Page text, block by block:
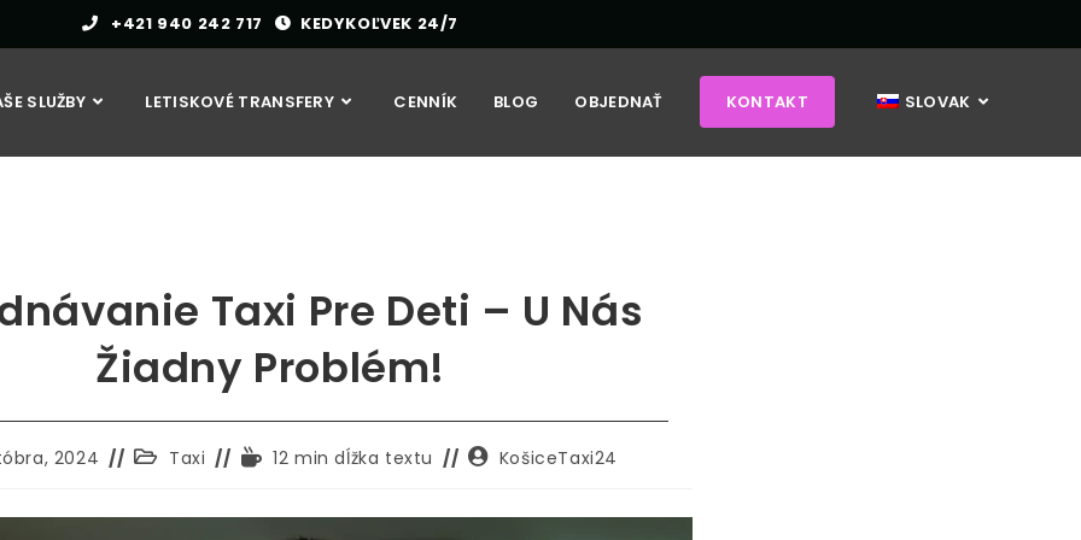
+421 940 242 717 KEDYKOĽVEK 24/7
SLUŽBY LETISKOVÉ TRANSFERY CENNÍK BLOG OBJEDNAŤ KONTAKT SLOVAK
Taxi Pre Deti – U Nás
Žiadny Problém!
2024
Kategória
Taxi
Čas12 min dĺžka textu
AutorKošiceTaxi24